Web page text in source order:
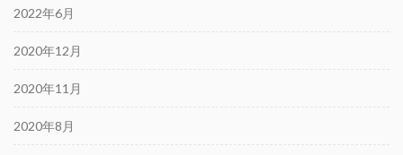
2022年6月
2020年12月
2020年11月
2020年8月